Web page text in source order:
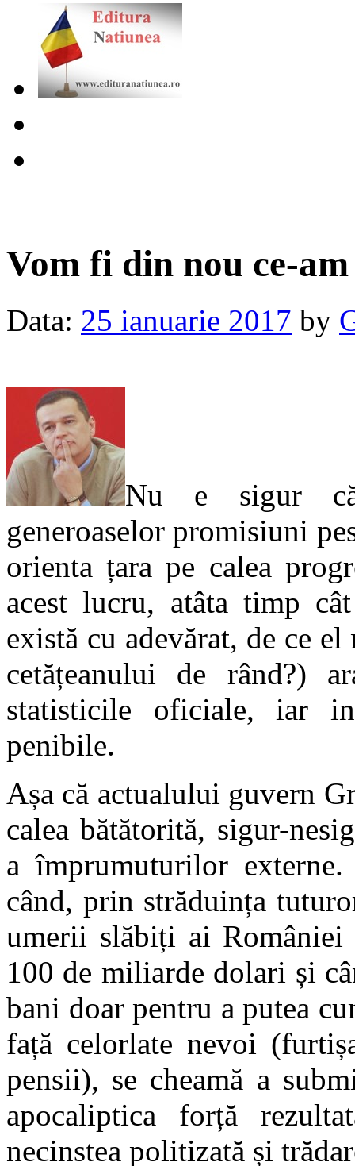
Vom fi din nou ce-
Data: 25 ianuarie 2017 by
Nu e sigur
generoaselor promisiuni
orienta țara pe calea
acest lucru, atâta timp
există cu adevărat, de ce
cetățeanului de rând?)
statisticile oficiale, iar
penibile.
Așa că actualului guvern
calea bătătorită, sigur-
a împrumuturilor
când, prin străduința
umerii slăbiți ai României
100 de miliarde dolari și
bani doar pentru a putea
față celorlate nevoi
pensii), se cheamă a
apocaliptica forță
necinstea politizată și